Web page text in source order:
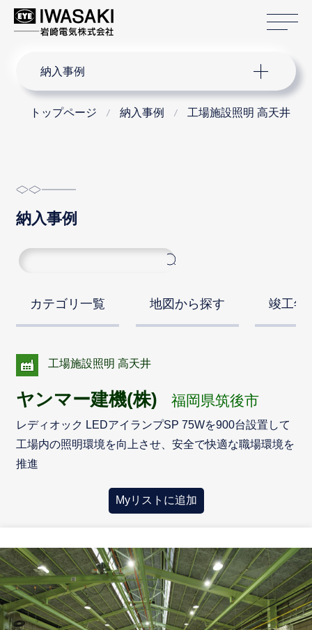
納入事例
トップページ 納入事例 工場施設照明 高天井
納入事例
カテゴリ一覧 地図から探す 竣工年
工場施設照明 高天井
ヤンマー建機(株) 福岡県筑後市
レディオック LEDアイランプSP 75Wを900台設置して
工場内の照明環境を向上させ、安全で快適な職場環境を
推進
Myリストに追加